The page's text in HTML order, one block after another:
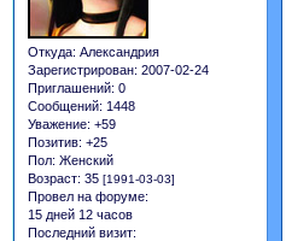
Откуда: Александрия
Зарегистрирован: 2007-02-24
Приглашений: 0
Сообщений: 1448
Уважение: +59
Позитив: +25
Пол: Женский
Возраст: 35 [1991-03-03]
Провел на форуме:
15 дней 12 часов
Последний визит: